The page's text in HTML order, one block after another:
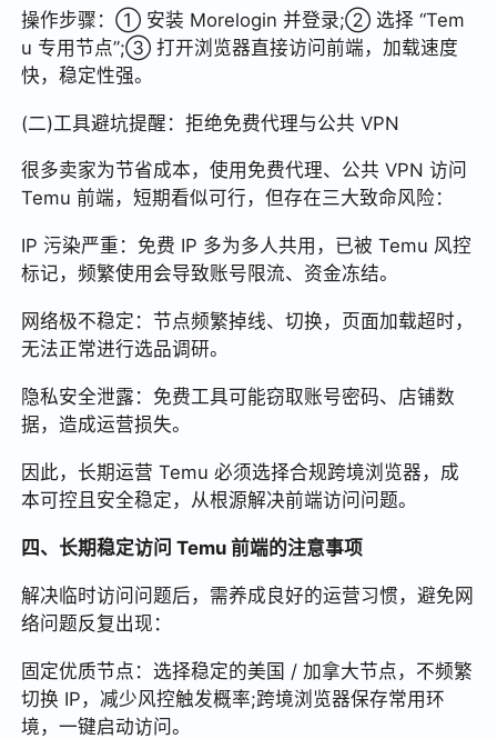
操作步骤：① 安装 Morelogin 并登录;② 选择 “Tem
u 专用节点”;③ 打开浏览器直接访问前端，加载速度
快，稳定性强。
(二)工具避坑提醒：拒绝免费代理与公共 VPN
很多卖家为节省成本，使用免费代理、公共 VPN 访问
Temu 前端，短期看似可行，但存在三大致命风险：
IP 污染严重：免费 IP 多为多人共用，已被 Temu 风控
标记，频繁使用会导致账号限流、资金冻结。
网络极不稳定：节点频繁掉线、切换，页面加载超时，
无法正常进行选品调研。
隐私安全泄露：免费工具可能窃取账号密码、店铺数
据，造成运营损失。
因此，长期运营 Temu 必须选择合规跨境浏览器，成
本可控且安全稳定，从根源解决前端访问问题。
四、长期稳定访问 Temu 前端的注意事项
解决临时访问问题后，需养成良好的运营习惯，避免网
络问题反复出现：
固定优质节点：选择稳定的美国 / 加拿大节点，不频繁
切换 IP，减少风控触发概率;跨境浏览器保存常用环
境，一键启动访问。